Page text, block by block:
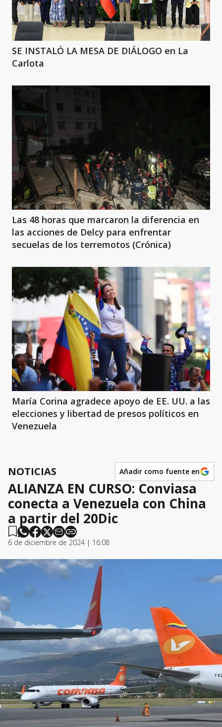
SE INSTALÓ LA MESA DE DIÁLOGO en La
Carlota
Las 48 horas que marcaron la diferencia en
las acciones de Delcy para enfrentar
secuelas de los terremotos (Crónica)
María Corina agradece apoyo de EE. UU. a las
elecciones y libertad de presos políticos en
Venezuela
NOTICIAS Añadir como fuente en
ALIANZA EN CURSO: Conviasa
conecta a Venezuela con China
a partir del 20Dic
6 de diciembre de 2024 | 16:08